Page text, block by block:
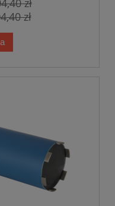
zł
zł